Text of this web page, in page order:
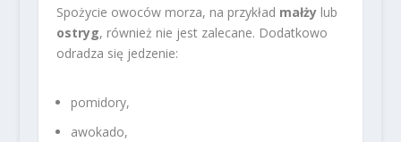
Spożycie owoców morza, na przykład małżylub
ostryg, również nie jest zalecane. Dodatkowo
odradza się jedzenie:
pomidory,
awokado,